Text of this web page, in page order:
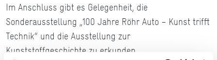
Im Anschluss gibt es Gelegenheit, die
Sonderausstellung „100 Jahre Röhr Auto – Kunst trifft
Technik“ und die Ausstellung zur
Kunststoffgeschichte zu erkunden.